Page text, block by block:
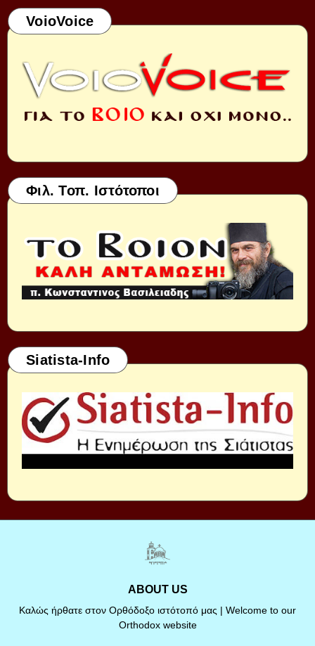
VoioVoice
Φιλ. Τοπ. Ιστότοποι
Siatista-Info
ABOUT US
Καλώς ήρθατε στον Ορθόδοξο ιστότοπό μας | Welcome to our
Orthodox website